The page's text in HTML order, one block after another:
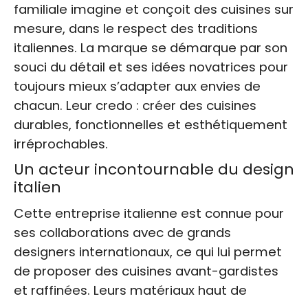
familiale imagine et conçoit des cuisines sur
mesure, dans le respect des traditions
italiennes. La marque se démarque par son
souci du détail et ses idées novatrices pour
toujours mieux s’adapter aux envies de
chacun. Leur credo : créer des cuisines
durables, fonctionnelles et esthétiquement
irréprochables.
Un acteur incontournable du design
italien
Cette entreprise italienne est connue pour
ses collaborations avec de grands
designers internationaux, ce qui lui permet
de proposer des cuisines avant-gardistes
et raffinées. Leurs matériaux haut de